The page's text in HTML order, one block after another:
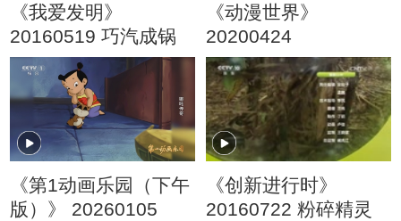
《我爱发明》
20160519 巧汽成锅
《动漫世界》
20200424
《第1动画乐园（下午
版）》 20260105
《创新进行时》
20160722 粉碎精灵